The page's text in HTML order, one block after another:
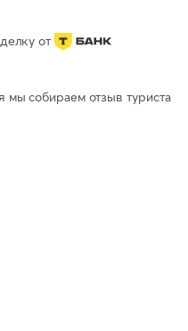
от
мы собираем отзыв туриста